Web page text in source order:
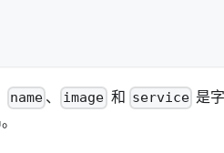
name 、 image和 service是字